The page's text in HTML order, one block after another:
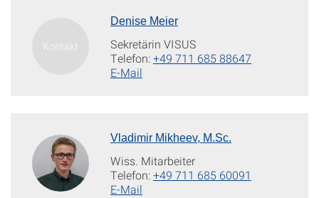
Denise Meier
Sekretärin VISUS
Telefon:+49 711 685 88647
E-Mail
Vladimir Mikheev, M.Sc.
Wiss. Mitarbeiter
Telefon:+49 711 685 60091
E-Mail